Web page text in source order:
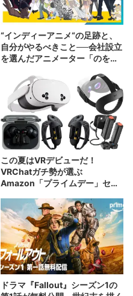
“インディーアニメ“の足跡と、
自分がやるべきこと──会社設立
を選んだアニメーター「のを
この夏はVRデビューだ！
VRChatガチ勢が選ぶ
Amazon「プライムデー」セー
ドラマ『Fallout』シーズン1の